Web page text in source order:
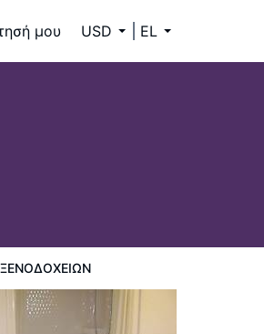
μου USD EL
ΞΕΝΟΔΟΧΕΊΩΝ